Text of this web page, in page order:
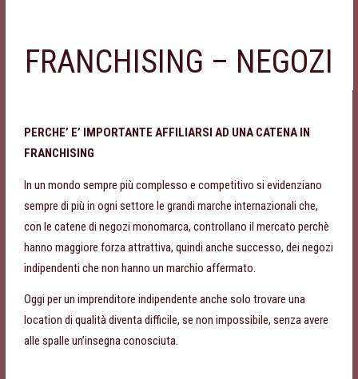
FRANCHISING – NEGOZI
PERCHE’ E’ IMPORTANTE AFFILIARSI AD UNA CATENA IN
FRANCHISING
In un mondo sempre più complesso e competitivo si evidenziano
sempre di più in ogni settore le grandi marche internazionali che,
con le catene di negozi monomarca, controllano il mercato perchè
hanno maggiore forza attrattiva, quindi anche successo, dei negozi
indipendenti che non hanno un marchio affermato.
Oggi per un imprenditore indipendente anche solo trovare una
location di qualità diventa difficile, se non impossibile, senza avere
alle spalle un’insegna conosciuta.